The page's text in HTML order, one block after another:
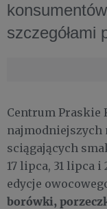
szczegółami
Centrum Praskie
najmodniejszych
sciągających
17 lipca, 31 lipca
edycje
borówki,